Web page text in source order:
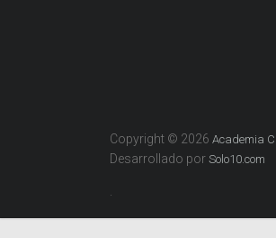
Copyright © 2026 Academia
Desarrollado por Solo10.com